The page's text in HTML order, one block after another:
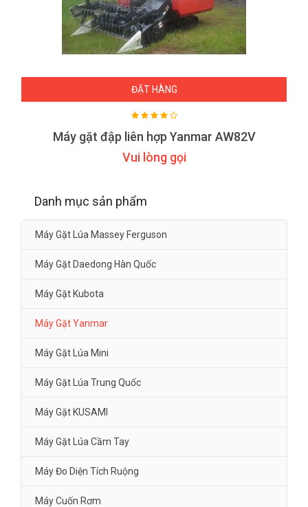
ĐẶT HÀNG
Máy gặt đập liên hợp Yanmar AW82V
Vui lòng gọi
Danh mục sản phẩm
Máy Gặt Lúa Massey Ferguson
Máy Gặt Daedong Hàn Quốc
Máy Gặt Kubota
Máy Gặt Yanmar
Máy Gặt Lúa Mini
Máy Gặt Lúa Trung Quốc
Máy Gặt KUSAMI
Máy Gặt Lúa Cầm Tay
Máy Đo Diện Tích Ruộng
Máy Cuốn Rơm